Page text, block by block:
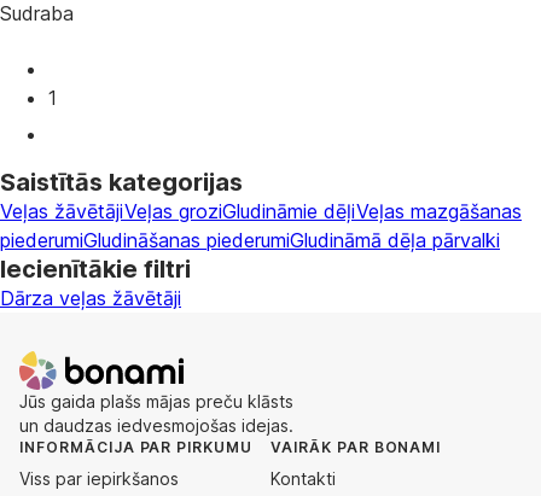
Sudraba
1
Saistītās kategorijas
Veļas žāvētājiVeļas groziGludināmie dēļiVeļas mazgāšanas
piederumiGludināšanas piederumiGludināmā dēļa pārvalki
Iecienītākie filtri
Dārza veļas žāvētāji
Jūs gaida plašs mājas preču klāsts
un daudzas iedvesmojošas idejas.
INFORMĀCIJA PAR PIRKUMU
Viss par iepirkšanos
VAIRĀK PAR BONAMI
Kontakti